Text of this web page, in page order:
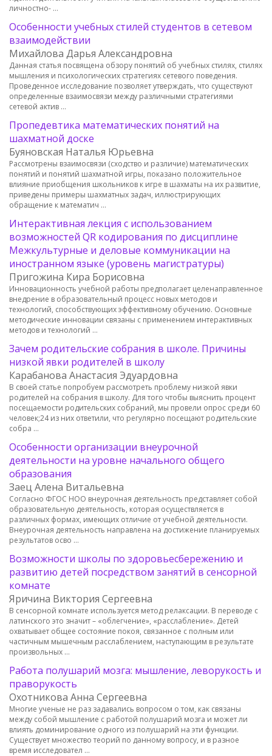
личностно- …
Особенности учебных стилей студентов в сетевом
взаимодействии
Михайлова Дарья Александровна
Данная статья посвящена обзору понятий об учебных стилях, стилях
мышления и психологических стратегиях сетевого поведения.
Проведенное исследование позволяет утверждать, что существуют
определенные взаимосвязи между различными стратегиями
сетевой актив …
Пропедевтика математических понятий на
шахматной доске
Буяновская Наталья Юрьевна
Рассмотрены взаимосвязи (сходство и различие) математических
понятий и понятий шахматной игры, показано положительное
влияние приобщения школьников к игре в шахматы на их развитие,
приведены примеры шахматных задач, иллюстрирующих
обращение к математич …
Интерактивная лекция с использованием
возможностей QR кодирования по дисциплине
Межкультурные и деловые коммуникации на
иностранном языке (уровень магистратуры)
Пригожина Кира Борисовна
Инновационность учебной работы предполагает целенаправленное
внедрение в образовательный процесс новых методов и
технологий, способствующих эффективному обучению. Основные
методические инновации связаны с применением интерактивных
методов и технологий …
Зачем родительские собрания в школе. Причины
низкой явки родителей в школу
Карабанова Анастасия Эдуардовна
В своей статье попробуем рассмотреть проблему низкой явки
родителей на собрания в школу. Для того чтобы выяснить процент
посещаемости родительских собраний, мы провели опрос среди 60
человек;24 из них ответили, что регулярно посещают родительские
собра …
Особенности организации внеурочной
деятельности на уровне начального общего
образования
Заец Алена Витальевна
Согласно ФГОС НОО внеурочная деятельность представляет собой
образовательную деятельность, которая осуществляется в
различных формах, имеющих отличие от учебной деятельности.
Внеурочная деятельность направлена на достижение планируемых
результатов осво …
Возможности школы по здоровьесбережению и
развитию детей посредством занятий в сенсорной
комнате
Яричина Виктория Сергеевна
В сенсорной комнате используется метод релаксации. В переводе с
латинского это значит – «облегчение», «расслабление». Детей
охватывает общее состояние покоя, связанное с полным или
частичным мышечным расслаблением, наступающим в результате
произвольных …
Работа полушарий мозга: мышление, леворукость и
праворукость
Охотникова Анна Сергеевна
Многие ученые не раз задавались вопросом о том, как связаны
между собой мышление с работой полушарий мозга и может ли
влиять доминирование одного из полушарий на эти функции.
Существует множество теорий по данному вопросу, и в разное
время исследовател …